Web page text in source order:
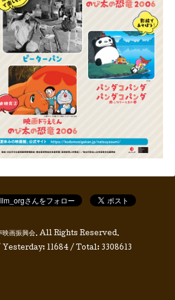
映画振興会. All Rights Reserved.
11684/ Total: 3308613